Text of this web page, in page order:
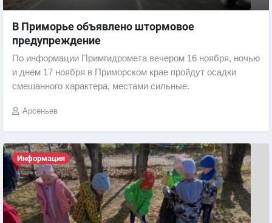
В Приморье объявлено штормовое
предупреждение
По информации Примгидромета вечером 16 ноября, ночью
и днем 17 ноября в Приморском крае пройдут осадки
смешанного характера, местами сильные.
Арсеньев
Информация